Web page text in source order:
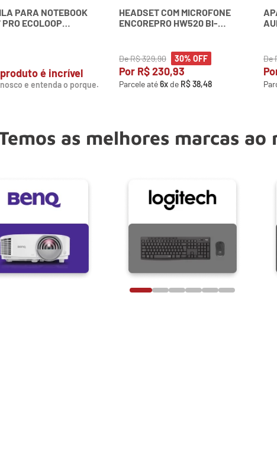
PARA NOTEBOOK
ECOLOOP
é incrível
e entenda o porque.
HEADSET COM MICROFONE
ENCOREPRO HW520 BI-
DeR$329,90 30% OFF
Por R$230,93
Parcele até6x de R$38,48
De
as melhores marcas ao